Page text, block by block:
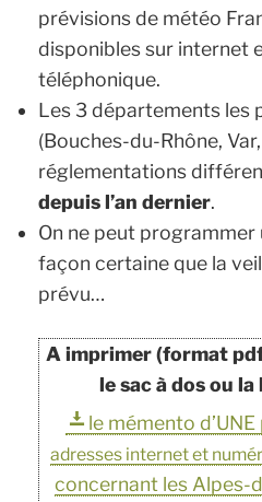
prévisions de météo
disponibles sur internet
téléphonique.
Les 3 départements les
(Bouches-du-Rhône,
réglementations
depuis l’an dernier.
On ne peut programmer
façon certaine que la
prévu…
A imprimer (format
le sac à dos ou
le mémento
adresses internet et
concernant les Alpes-